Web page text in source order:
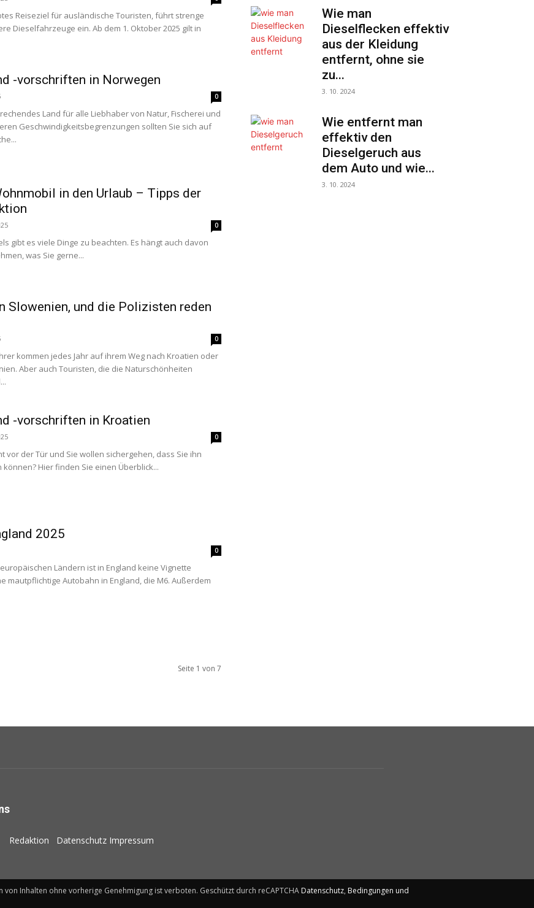
Reiseziel für ausländische Touristen, führt strenge
Dieselfahrzeuge ein. Ab dem 1. Oktober 2025 gilt in
-vorschriften in Norwegen
0
Land für alle Liebhaber von Natur, Fischerei und
Geschwindigkeitsbegrenzungen sollten Sie sich auf
in den Urlaub – Tipps der
0
gibt es viele Dinge zu beachten. Es hängt auch davon
was Sie gerne...
Slowenien, und die Polizisten reden
0
kommen jedes Jahr auf ihrem Weg nach Kroatien oder
Aber auch Touristen, die die Naturschönheiten
-vorschriften in Kroatien
0
vor der Tür und Sie wollen sichergehen, dass Sie ihn
Hier finden Sie einen Überblick...
2025
0
Ländern ist in England keine Vignette
mautpflichtige Autobahn in England, die M6. Außerdem
Seite 1 von 7
Wie man
Dieselflecken effektiv
aus der Kleidung
entfernt, ohne sie
zu...
3. 10. 2024
Wie entfernt man
effektiv den
Dieselgeruch aus
dem Auto und wie...
3. 10. 2024
Redaktion Datenschutz Impressum
Inhalten ohne vorherige Genehmigung ist verboten. Geschützt durch reCAPTCHA Datenschutz, Bedingungen und